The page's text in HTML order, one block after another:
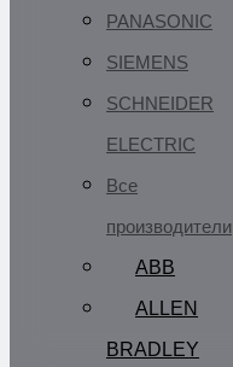
PANASONIC
SIEMENS
SCHNEIDER
ELECTRIC
Все
производители
ABB
ALLEN
BRADLEY